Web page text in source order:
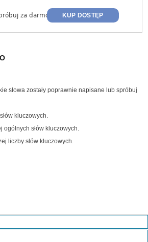
za darmo KUP DOSTĘP
słowa zostały poprawnie napisane lub spróbuj
kluczowych.
ogólnych słów kluczowych.
liczby słów kluczowych.